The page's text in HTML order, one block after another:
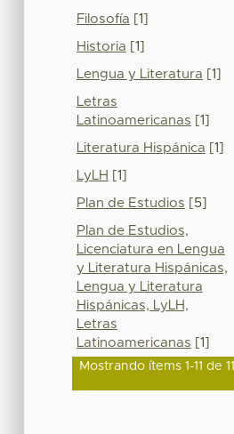
Filosofía [1]
Historia [1]
Lengua y Literatura [1]
Letras
Latinoamericanas [1]
Literatura Hispánica [1]
LyLH [1]
Plan de Estudios [5]
Plan de Estudios,
Licenciatura en Lengua
y Literatura Hispánicas,
Lengua y Literatura
Hispánicas, LyLH,
Letras
Latinoamericanas [1]
Mostrando ítems 1-11 de 11